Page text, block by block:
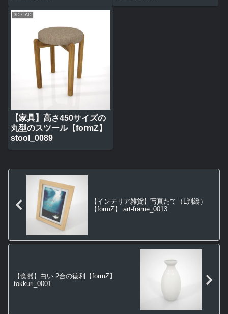
3D CAD
【家具】高さ450サイズの
丸型のスツール【formZ】
stool_0089
【インテリア雑貨】写真たて（L判縦）
【formZ】 art-frame_0013
【食器】白い 2合の徳利【formZ】
tokkuri_0001